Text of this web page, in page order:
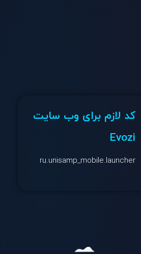
کد لازم برای وب سایت
Evozi
ru.unisamp_mobile.launcher